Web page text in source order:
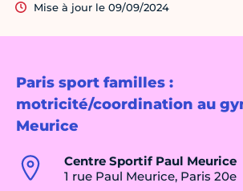
Paris sport familles :
motricité/coordination au
Meurice
Centre Sportif Paul Meurice
1 rue Paul Meurice, Paris 20e
Mise à jour le 09/09/2024